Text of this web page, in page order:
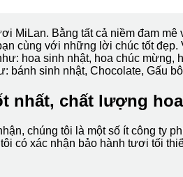
MiLan. Bằng tất cả niềm đam mê
cùng với những lời chúc tốt
hoa sinh nhật, hoa chúc mừng,
bánh sinh nhật, Chocolate, Gấu
nhất, chất lượng
chúng tôi là một số ít công ty
có xác nhận bảo hành tươi tối